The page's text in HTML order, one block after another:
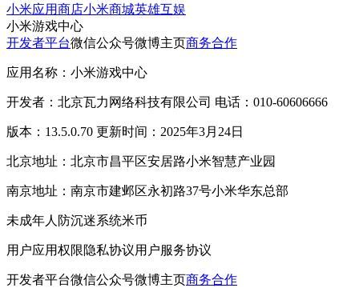
小米应用商店小米商城英雄互娱
小米游戏中心
开发者平台微信公众号微博主页商务合作
应用名称：小米游戏中心
开发者：北京瓦力网络科技有限公司 电话：010-60606666
版本：13.5.0.70 更新时间：2025年3月24日
北京地址：北京市昌平区安居路小米智慧产业园
南京地址：南京市建邺区永初路37号小米华东总部
未成年人防沉迷系统米币
用户应用权限隐私协议用户服务协议
开发者平台微信公众号微博主页商务合作